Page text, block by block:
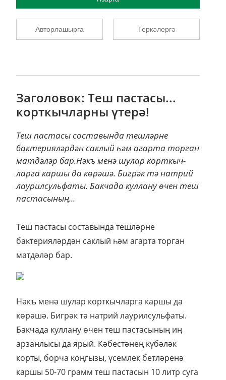
Авторлашырга Теркәлергә
Заголовок: Теш пастасы...
корткычларны үтерә!
Теш пастасы составында тешләрне
бактерияләрдән саклый һәм агарта торган
матдәләр бар.Нәкъ менә шулар корткыч­
ларга каршы да көрәшә. Бигрәк тә натрий
лаурилсульфаты. Бакчада куллану өчен теш
пастасының...
Теш пастасы составында тешләрне
бактерияләрдән саклый һәм агарта торган
матдәләр бар.
Нәкъ менә шулар корткыч­ларга каршы да
көрәшә. Бигрәк тә натрий лаурилсульфаты.
Бакчада куллану өчен теш пастасының иң
арзанлысы да ярый. Кә­бес­тәнең күбәләк
корты, борча коңгызы, үсемлек бетләренә
каршы 50-70 грамм теш пастасын 10 литр суга